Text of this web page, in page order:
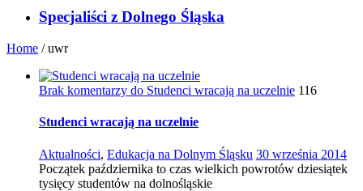
Specjaliści z Dolnego Śląska
Home /uwr
Brak komentarzy do Studenci wracają na uczelnie 116
Studenci wracają na uczelnie
Aktualności, Edukacja na Dolnym Śląsku 30 września 2014
Początek października to czas wielkich powrotów dziesiątek
tysięcy studentów na dolnośląskie